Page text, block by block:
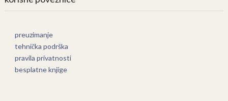
preuzimanje
tehnička podrška
pravila privatnosti
besplatne knjige